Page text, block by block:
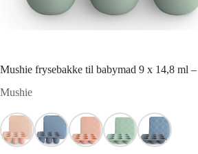
Mushie frysebakke til babymad 9 x 14,8 ml
Mushie